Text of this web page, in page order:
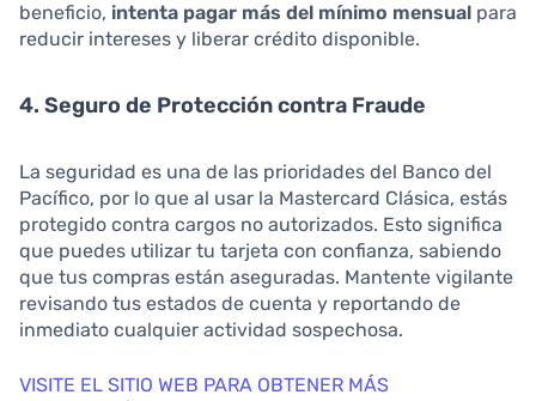
beneficio, intenta pagar más del mínimo mensual para
reducir intereses y liberar crédito disponible.
4. Seguro de Protección contra Fraude
La seguridad es una de las prioridades del Banco del
Pacífico, por lo que al usar la Mastercard Clásica, estás
protegido contra cargos no autorizados. Esto significa
que puedes utilizar tu tarjeta con confianza, sabiendo
que tus compras están aseguradas. Mantente vigilante
revisando tus estados de cuenta y reportando de
inmediato cualquier actividad sospechosa.
VISITE EL SITIO WEB PARA OBTENER MÁS